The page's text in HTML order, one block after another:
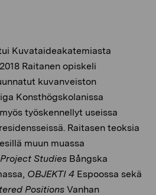
Kuvataideakatemiasta
Raitanen opiskeli
kuvanveiston
Konsthögskolanissa
työskennellyt useissa
Raitasen teoksia
muun muassa
Studies Bångska
OBJEKTI 4 Espoossa sekä
Positions Vanhan